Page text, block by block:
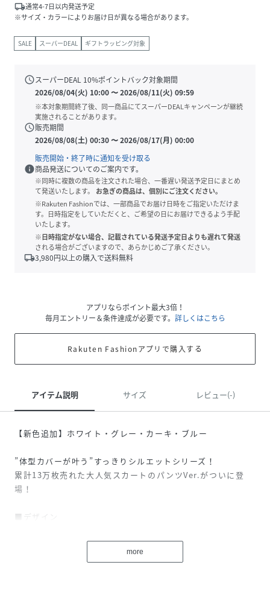
local_shipping通常4-7日以内発送予定
※サイズ・カラーによりお届け日が異なる場合があります。
SALE スーパーDEAL ギフトラッピング対象
scheduleスーパーDEAL 10%ポイントバック対象期間
2026/08/04(火) 10:00〜2026/08/11(火) 09:59
※本対象期間終了後、同一商品にてスーパーDEALキャンペーンが継続
実施されることがあります。
schedule販売期間
2026/08/08(土) 00:30〜2026/08/17(月) 00:00
販売開始・終了時に通知を受け取る
info商品発送についてのご案内です。
※同時に複数の商品を注文された場合、一番遅い発送予定日にまとめ
て発送いたします。
お急ぎの商品は、個別にご注文ください。
※Rakuten Fashionでは、一部商品でお届け日時をご指定いただけま
す。日時指定をしていただくと、ご希望の日にお届けできるよう手配
いたします。
※日時指定がない場合、記載されている発送予定日よりも遅れて発送
される場合がございますので、あらかじめご了承ください。
local_shipping3,980円以上の購入で送料無料
アプリならポイント最大3倍！
毎月エントリー＆条件達成が必要です。 詳しくはこちら
Rakuten Fashionアプリで購入する
アイテム説明 サイズ レビュー(-)
【新色追加】ホワイト・グレー・カーキ・ブルー
”体型カバーが叶う”すっきりシルエットシリーズ！
累計13万枚売れた大人気スカートのパンツVer.がついに登
場！
■デザイン
細かなリブデザインが縦のラインを強調してくれ、すっきり
more